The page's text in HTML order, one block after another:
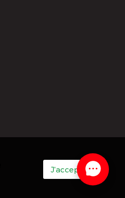
J'accepte